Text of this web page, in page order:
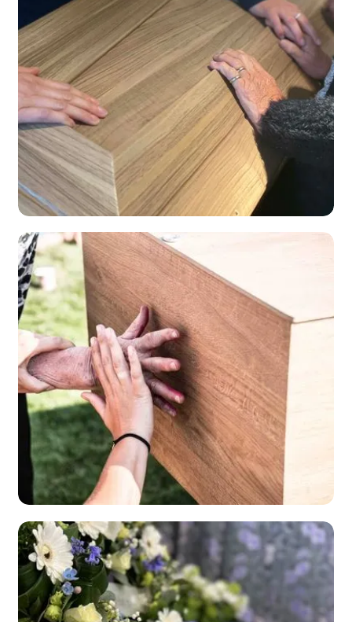
Uitvaart
Afscheid zonder
uitvaart
Tekenen op
de kist bekijk